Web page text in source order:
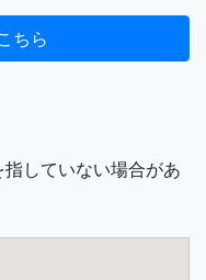
していない場合があ